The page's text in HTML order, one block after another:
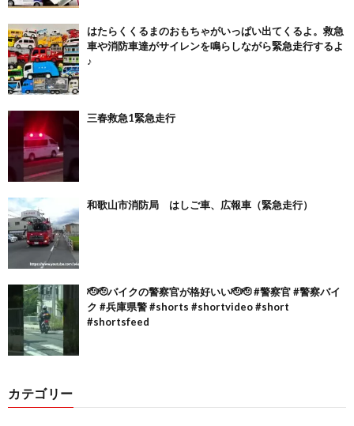
はたらくくるまのおもちゃがいっぱい出てくるよ。救急
車や消防車達がサイレンを鳴らしながら緊急走行するよ
♪
三春救急1緊急走行
和歌山市消防局 はしご車、広報車（緊急走行）
🫡🫡バイクの警察官が格好いい🫡🫡 #警察官 #警察バイ
ク #兵庫県警 #shorts #shortvideo #short
#shortsfeed
カテゴリー